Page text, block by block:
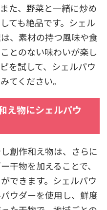
た、野菜と一緒に炒め
ても絶品です。シェル
、素材の持つ風味や食
とのない味わいが楽し
を試して、シェルパウ
てください。
え物にシェルパウ
創作和え物は、さらに
干物を加えることで、
できます。シェルパウ
ウダーを使用し、鮮度